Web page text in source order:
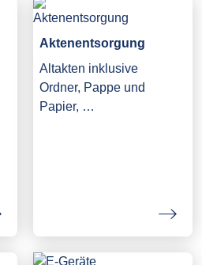
Aktenentsorgung
Altakten inklusive
Ordner, Pappe und
Papier, …